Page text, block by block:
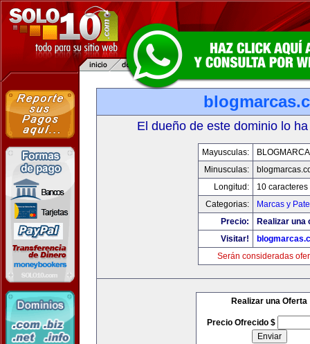
El dueño de este dominio lo
Mayusculas:
Minusculas:
Longitud:
10 caracteres
Categorias:
Marcas y
Precio:
Realizar una
Visitar!
Serán consideradas
Realizar una Oferta
Precio Ofrecido $